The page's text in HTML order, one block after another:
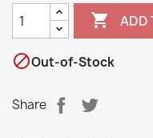
 ADD
Out-of-Stock
Share